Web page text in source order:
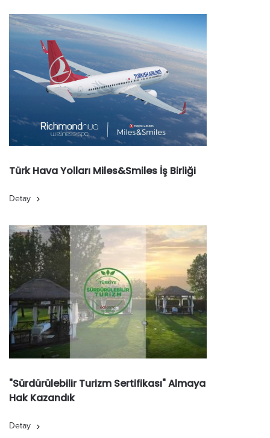
Türk Hava Yolları Miles&Smiles İş Birliği
Detay
"Sürdürülebilir Turizm Sertifikası" Almaya
Hak Kazandık
Detay